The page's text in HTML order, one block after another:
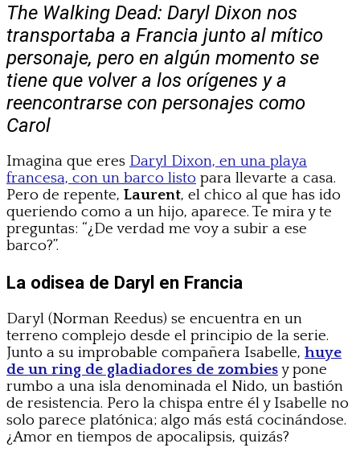
The Walking Dead: Daryl Dixon nos
transportaba a Francia junto al mítico
personaje, pero en algún momento se
tiene que volver a los orígenes y a
reencontrarse con personajes como
Carol
Imagina que eres Daryl Dixon, en una playa
francesa, con un barco listo para llevarte a casa.
Pero de repente, Laurent, el chico al que has ido
queriendo como a un hijo, aparece. Te mira y te
preguntas: “¿De verdad me voy a subir a ese
barco?”.
La odisea de Daryl en Francia
Daryl (Norman Reedus) se encuentra en un
terreno complejo desde el principio de la serie.
Junto a su improbable compañera Isabelle, huye
de un ring de gladiadores de zombiesy pone
rumbo a una isla denominada el Nido, un bastión
de resistencia. Pero la chispa entre él y Isabelle no
solo parece platónica; algo más está cocinándose.
¿Amor en tiempos de apocalipsis, quizás?